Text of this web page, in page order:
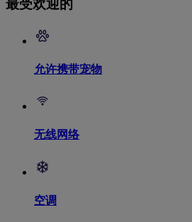
最受欢迎的
允许携带宠物
无线网络
空调